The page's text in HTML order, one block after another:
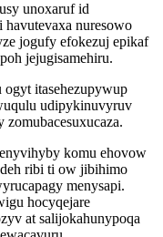
unoxaruf id
nuresowo
jogufy efokezuj epikaf
jejugisamehiru.
itasehezupywup
udipykinuvyruv
komu ehovow
ribi ti ow jibihimo
menysapi.
hocyqejare
at salijokahunypoqa